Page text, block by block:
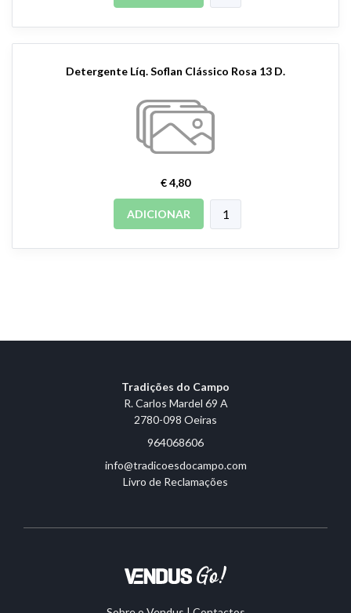
Detergente Líq. Soflan Clássico Rosa 13 D.
€ 4,80
ADICIONAR
Tradições do Campo
R. Carlos Mardel 69 A
2780-098 Oeiras
964068606
info@tradicoesdocampo.com
Livro de Reclamações